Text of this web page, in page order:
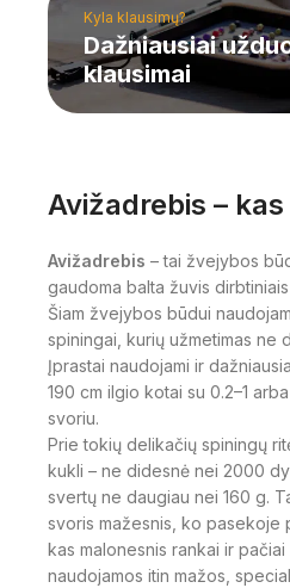
Kyla klausimų?
Dažniausiai
klausimai
Avižadrebis – kas
Avižadrebis – tai žvejybos
gaudoma balta žuvis
Šiam žvejybos būdui
spiningai, kurių užmetimas ne
Įprastai naudojami ir
190 cm ilgio kotai su 0.2–1
svoriu.
Prie tokių delikačių spiningų
kukli – ne didesnė nei 2000
svertų ne daugiau nei 160 g.
svoris mažesnis, ko pasekoje
kas malonesnis rankai ir
naudojamos itin mažos,